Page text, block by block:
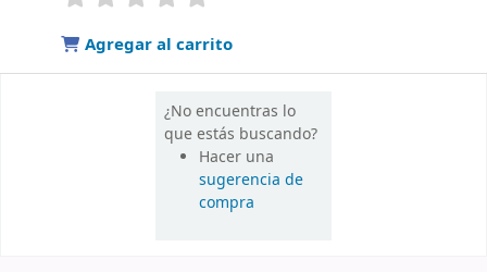
Agregar al carrito
¿No encuentras lo
que estás buscando?
Hacer una
sugerencia de
compra